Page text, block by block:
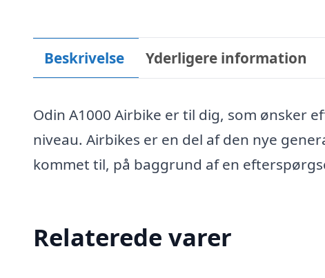
Beskrivelse Yderligere information
Odin A1000 Airbike er til dig, som ønsker
niveau. Airbikes er en del af den nye
kommet til, på baggrund af en
Relaterede varer